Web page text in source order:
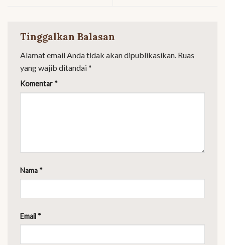
Tinggalkan Balasan
Alamat email Anda tidak akan dipublikasikan. Ruas
yang wajib ditandai*
Komentar *
Nama *
Email *